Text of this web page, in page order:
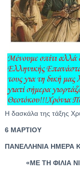
Η δασκάλα της τάξης
6 ΜΑΡΤΙΟΥ
ΠΑΝΕΛΛΗΝΙΑ ΗΜΕΡΑ
«ΜΕ ΤΗ ΦΙΛΙΑ